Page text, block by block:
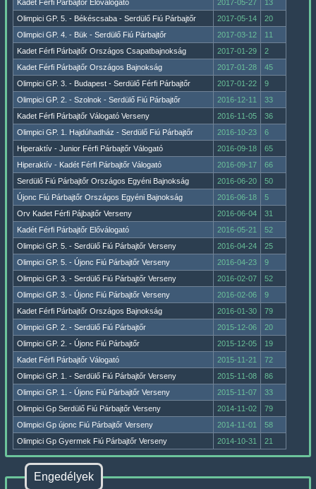
Kadet Férfi Párbajtőr Előválogató
2017-05-27
13
Olimpici GP. 5. - Békéscsaba - Serdülő Fiú Párbajtőr
2017-05-14
20
Olimpici GP. 4. - Bük - Serdülő Fiú Párbajtőr
2017-03-12
11
Kadet Férfi Párbajtőr Országos Csapatbajnokság
2017-01-29
2
Kadet Férfi Párbajtőr Országos Bajnokság
2017-01-28
45
Olimpici GP. 3. - Budapest - Serdülő Férfi Párbajtőr
2017-01-22
9
Olimpici GP. 2. - Szolnok - Serdülő Fiú Párbajtőr
2016-12-11
33
Kadet Férfi Párbajtőr Válogató Verseny
2016-11-05
36
Olimpici GP. 1. Hajdúhadház - Serdülő Fiú Párbajtőr
2016-10-23
6
Hiperaktív - Junior Férfi Párbajtőr Válogató
2016-09-18
65
Hiperaktív - Kadét Férfi Párbajtőr Válogató
2016-09-17
66
Serdülő Fiú Párbajtőr Országos Egyéni Bajnokság
2016-06-20
50
Újonc Fiú Párbajtőr Országos Egyéni Bajnokság
2016-06-18
5
Orv Kadet Férfi Pájbajtőr Verseny
2016-06-04
31
Kadét Férfi Párbajtőr Előválogató
2016-05-21
52
Olimpici GP. 5. - Serdülő Fiú Párbajtőr Verseny
2016-04-24
25
Olimpici GP. 5. - Újonc Fiú Párbajtőr Verseny
2016-04-23
9
Olimpici GP. 3. - Serdülő Fiú Párbajtőr Verseny
2016-02-07
52
Olimpici GP. 3. - Újonc Fiú Párbajtőr Verseny
2016-02-06
9
Kadet Férfi Párbajtőr Országos Bajnokság
2016-01-30
79
Olimpici GP. 2. - Serdülő Fiú Párbajtőr
2015-12-06
20
Olimpici GP. 2. - Újonc Fiú Párbajtőr
2015-12-05
19
Kadet Férfi Párbajtőr Válogató
2015-11-21
72
Olimpici GP. 1. - Serdülő Fiú Párbajtőr Verseny
2015-11-08
86
Olimpici GP. 1. - Újonc Fiú Párbajtőr Verseny
2015-11-07
33
Olimpici Gp Serdülő Fiú Párbajtőr Verseny
2014-11-02
79
Olimpici Gp újonc Fiú Párbajtőr Verseny
2014-11-01
58
Olimpici Gp Gyermek Fiú Párbajtőr Verseny
2014-10-31 21
Engedélyek